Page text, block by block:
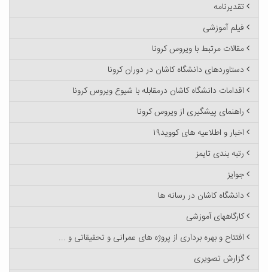
تقدیرنامه
فیلم آموزشی
مقالات مرتبط با ویروس کرونا
دستاوردهای دانشگاه کاشان در دوران کرونا
اقدامات دانشگاه کاشان درمقابله با شیوع ویروس کرونا
راهنمای پیشگیری از ویروس کرونا
اخبار و اطلاعیه های کووید۱۹
رتبه بندی تایمز
جوایز
دانشگاه کاشان در رسانه ها
کارگاههای آموزشی
افتتاح و بهره برداری از پروژه های عمرانی و تحقیقاتی و ...
گزارش تصویری